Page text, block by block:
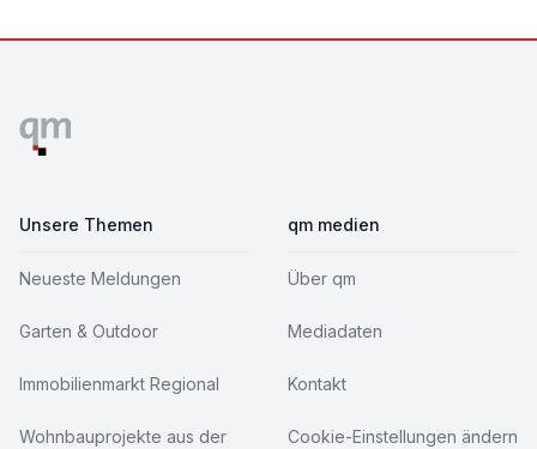
Unsere Themen
Neueste Meldungen
Garten & Outdoor
Immobilienmarkt Regional
Wohnbauprojekte aus der
qm medien
Über qm
Mediadaten
Kontakt
Cookie-Einstellungen ändern